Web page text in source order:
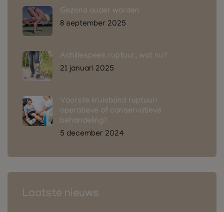
Gezond ouder worden
8 september 2025
Achillespees ruptuur, wat nu?
21 januari 2025
Voorste kruisband ruptuur:
operatieve of conservatieve
behandeling?
5 december 2024
Laatste nieuws